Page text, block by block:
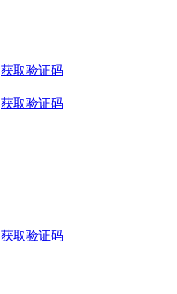
获取验证码
获取验证码
获取验证码